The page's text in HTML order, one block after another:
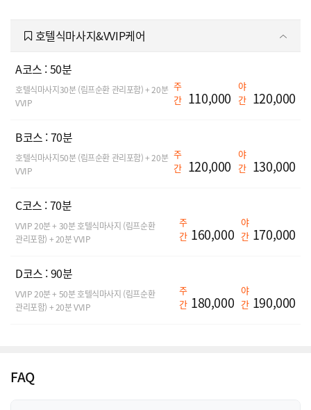
호텔식마사지&VVIP케어
A코스 : 50분
호텔식마사지30분 (림프순환 관리포함) + 20분
VVIP
주
간 110,000
야
간 120,000
B코스 : 70분
호텔식마사지50분 (림프순환 관리포함) + 20분
VVIP
주
간 120,000
야
간 130,000
C코스 : 70분
VVIP 20분 + 30분 호텔식마사지 (림프순환
관리포함) + 20분 VVIP
주
간 160,000
야
간 170,000
D코스 : 90분
VVIP 20분 + 50분 호텔식마사지 (림프순환
관리포함) + 20분 VVIP
주
간 180,000
야
간 190,000
FAQ